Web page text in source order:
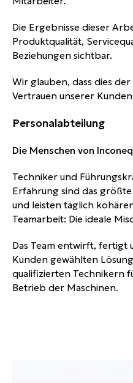
Die Ergebnisse dieser
Produktqualität,
Beziehungen sichtbar.
Wir glauben, dass dies
Vertrauen unserer Kunden
Personalabteilung
Die Menschen von
Techniker und
Erfahrung sind das
und leisten täglich
Teamarbeit: Die ideale
Das Team entwirft,
Kunden gewählten
qualifizierten Technikern
Betrieb der Maschinen.